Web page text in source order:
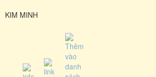
KIM MINH